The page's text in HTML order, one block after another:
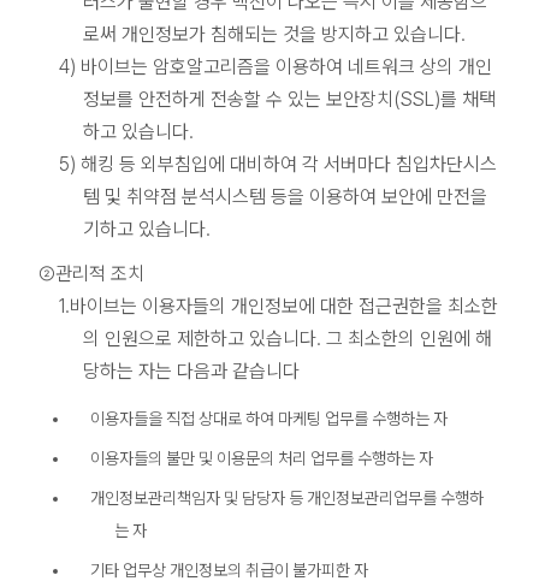
로써 개인정보가 침해되는 것을 방지하고 있습니다.
4) 바이브는 암호알고리즘을 이용하여 네트워크 상의 개인
정보를 안전하게 전송할 수 있는 보안장치(SSL)를 채택
하고 있습니다.
5) 해킹 등 외부침입에 대비하여 각 서버마다 침입차단시스
템 및 취약점 분석시스템 등을 이용하여 보안에 만전을
기하고 있습니다.
②관리적 조치
1.바이브는 이용자들의 개인정보에 대한 접근권한을 최소한
의 인원으로 제한하고 있습니다. 그 최소한의 인원에 해
당하는 자는 다음과 같습니다
이용자들을 직접 상대로 하여 마케팅 업무를 수행하는 자
이용자들의 불만 및 이용문의 처리 업무를 수행하는 자
개인정보관리책임자 및 담당자 등 개인정보관리업무를 수행하
는 자
기타 업무상 개인정보의 취급이 불가피한 자